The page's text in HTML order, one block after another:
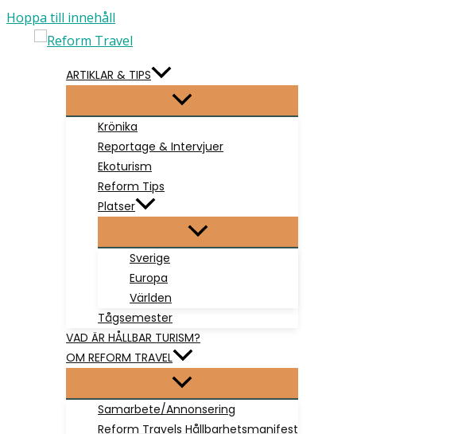
Hoppa till innehåll
ARTIKLAR & TIPS
Krönika
Reportage & Intervjuer
Ekoturism
Reform Tips
Platser
Sverige
Europa
Världen
Tågsemester
VAD ÄR HÅLLBAR TURISM?
OM REFORM TRAVEL
Samarbete/Annonsering
Reform Travels Hållbarhetsmanifest